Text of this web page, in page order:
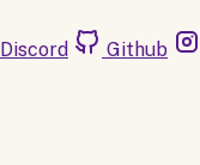
Discord Github